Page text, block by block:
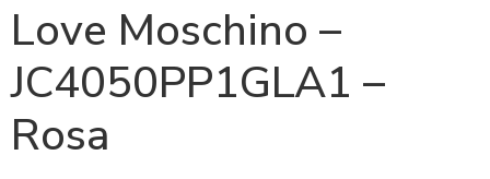
Love Moschino –
JC4050PP1GLA1 –
Rosa